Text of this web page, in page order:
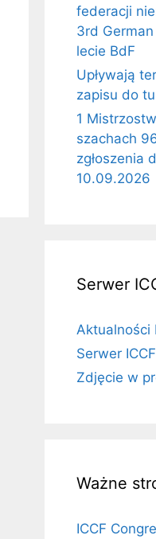
federacji
3rd
lecie BdF
Upływają
zapisu do
1
szachach
zgłoszenia
10.09.2026
Serwer
Aktualności
Serwer ICCF
Zdjęcie w
Ważne
ICCF